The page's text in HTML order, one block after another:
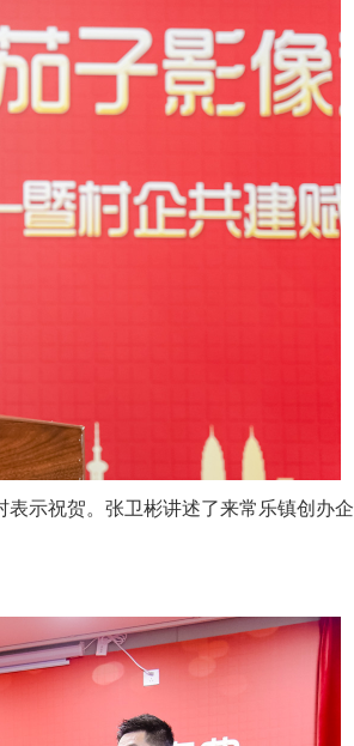
表示祝贺。张卫彬讲述了来常乐镇创办